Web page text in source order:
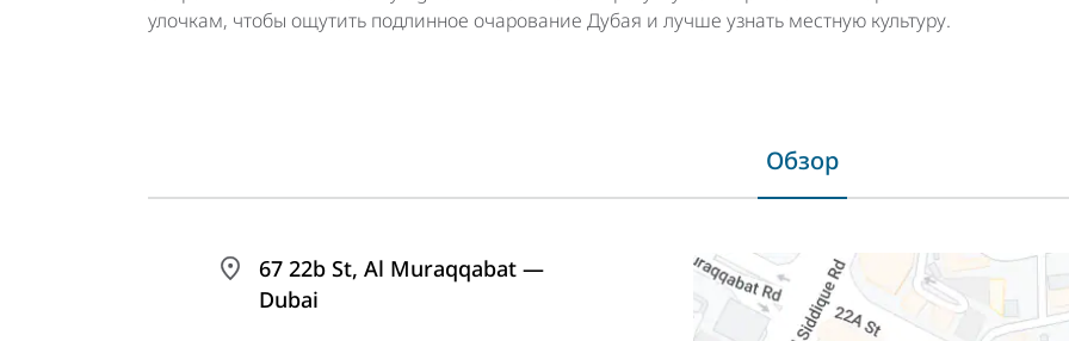
улочкам, чтобы ощутить подлинное очарование Дубая и лучше узнать местную культуру.
Обзор
67 22b St, Al Muraqqabat —
Dubai